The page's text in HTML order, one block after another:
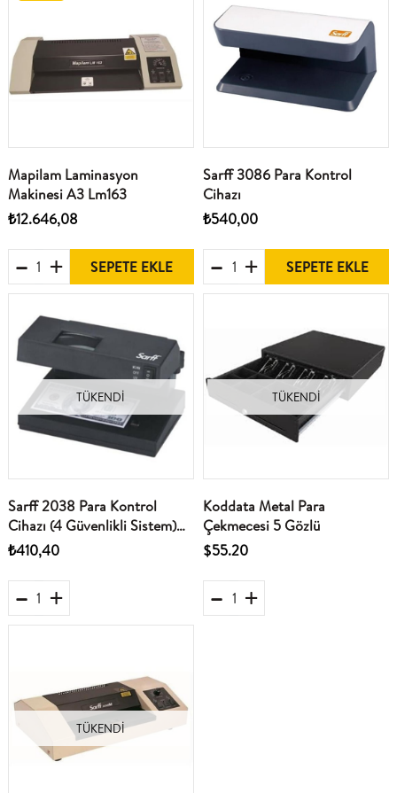
Mapilam Laminasyon
Makinesi A3 Lm163
₺12.646,08
SEPETE EKLE
Sarff 3086 Para Kontrol
Cihazı
₺540,00
SEPETE EKLE
TÜKENDI
Sarff 2038 Para Kontrol
Cihazı (4 Güvenlikli Sistem)
(Mikro Yazı Kontroli İçin
Yerleşik Büyüteç)
₺410,40
TÜKENDI
Koddata Metal Para
Çekmecesi 5 Gözlü
$55.20
TÜKENDI